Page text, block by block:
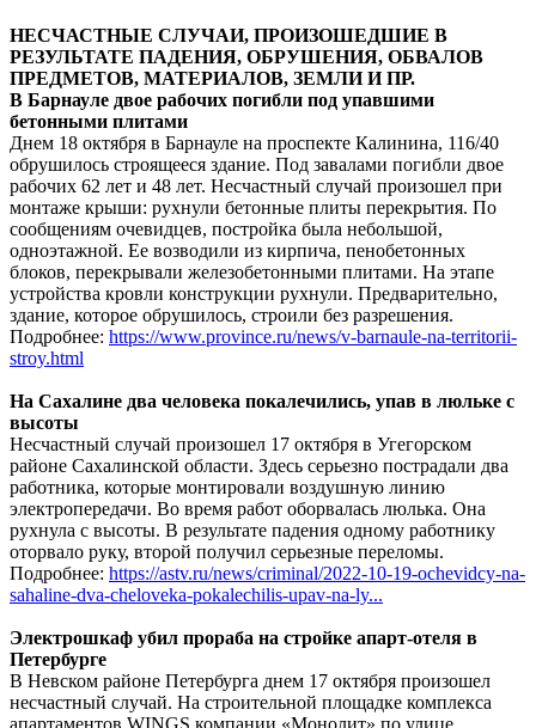
НЕСЧАСТНЫЕ СЛУЧАИ, ПРОИЗОШЕДШИЕ В
РЕЗУЛЬТАТЕ ПАДЕНИЯ, ОБРУШЕНИЯ, ОБВАЛОВ
ПРЕДМЕТОВ, МАТЕРИАЛОВ, ЗЕМЛИ И ПР.
В Барнауле двое рабочих погибли под упавшими
бетонными плитами
Днем 18 октября в Барнауле на проспекте Калинина, 116/40
обрушилось строящееся здание. Под завалами погибли двое
рабочих 62 лет и 48 лет. Несчастный случай произошел при
монтаже крыши: рухнули бетонные плиты перекрытия. По
сообщениям очевидцев, постройка была небольшой,
одноэтажной. Ее возводили из кирпича, пенобетонных
блоков, перекрывали железобетонными плитами. На этапе
устройства кровли конструкции рухнули. Предварительно,
здание, которое обрушилось, строили без разрешения.
Подробнее: https://www.province.ru/news/v-barnaule-na-territorii-
stroy.html
На Сахалине два человека покалечились, упав в люльке с
высоты
Несчастный случай произошел 17 октября в Угегорском
районе Сахалинской области. Здесь серьезно пострадали два
работника, которые монтировали воздушную линию
электропередачи. Во время работ оборвалась люлька. Она
рухнула с высоты. В результате падения одному работнику
оторвало руку, второй получил серьезные переломы.
Подробнее: https://astv.ru/news/criminal/2022-10-19-ochevidcy-na-
sahaline-dva-cheloveka-pokalechilis-upav-na-ly...
Электрошкаф убил прораба на стройке апарт-отеля в
Петербурге
В Невском районе Петербурга днем 17 октября произошел
несчастный случай. На строительной площадке комплекса
апартаментов WINGS компании «Монолит» по улице